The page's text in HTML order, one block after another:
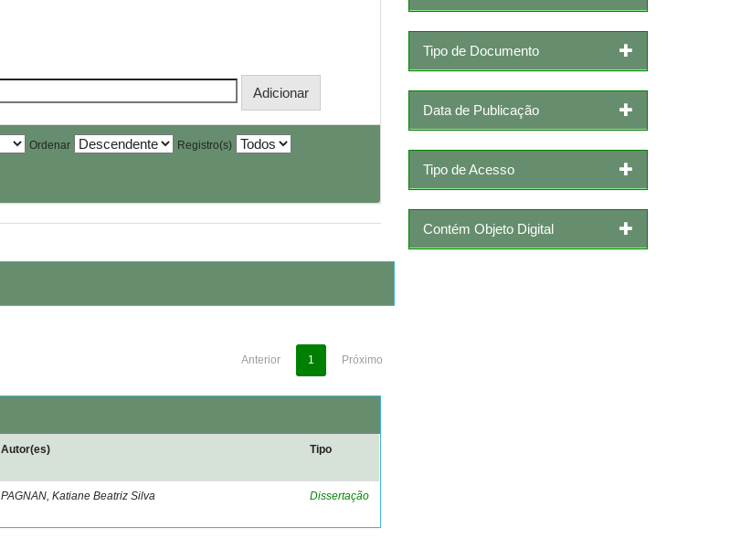
Ordenar Registro(s)
Anterior 1 Próximo
Autor(es) Tipo
PAGNAN, Katiane Beatriz Silva Dissertação
Tipo de Documento
Data de Publicação
Tipo de Acesso
Contém Objeto Digital